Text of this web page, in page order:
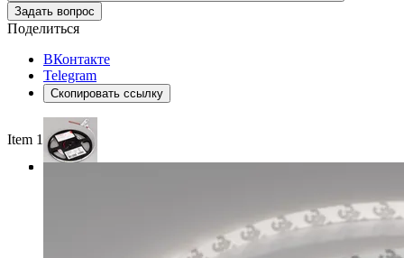
Задать вопрос
Поделиться
ВКонтакте
Telegram
Скопировать ссылку
Item 1 of 3